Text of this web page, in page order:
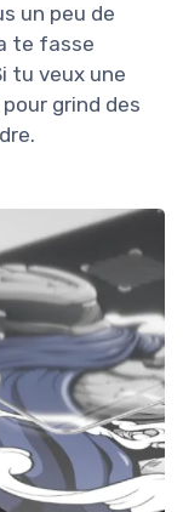
un peu de
te fasse
tu veux une
grind des